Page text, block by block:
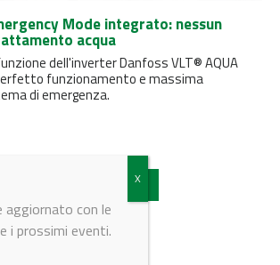
Mode integrato: nessun
acqua
dell'inverter Danfoss VLT® AQUA
funzionamento e massima
di emergenza.
Vedi tutti gli articoli
aggiornato con le
i prossimi eventi.